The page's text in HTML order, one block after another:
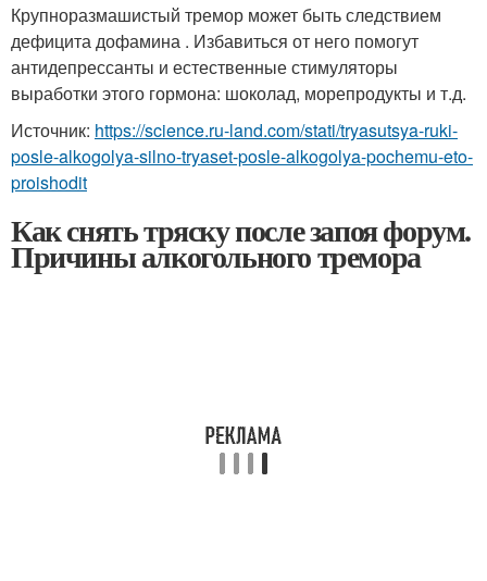
Крупноразмашистый тремор может быть следствием
дефицита дофамина . Избавиться от него помогут
антидепрессанты и естественные стимуляторы
выработки этого гормона: шоколад, морепродукты и т.д.
Источник: https://science.ru-land.com/stati/tryasutsya-ruki-
posle-alkogolya-silno-tryaset-posle-alkogolya-pochemu-eto-
proishodit
Как снять тряску после запоя форум.
Причины алкогольного тремора